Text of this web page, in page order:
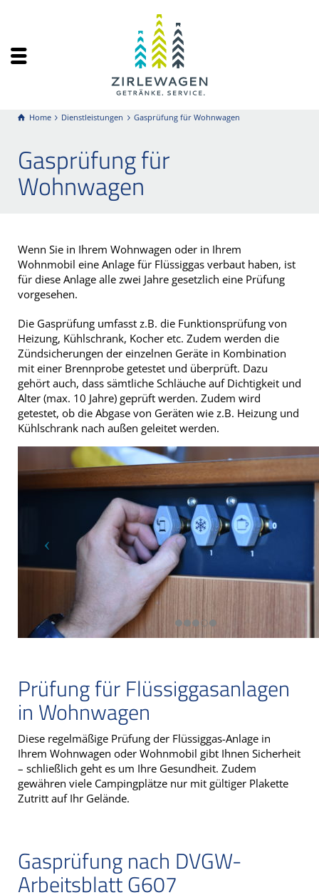
Home Dienstleistungen Gasprüfung für Wohnwagen
Gasprüfung für
Wohnwagen
Wenn Sie in Ihrem Wohnwagen oder in Ihrem
Wohnmobil eine Anlage für Flüssiggas verbaut haben, ist
für diese Anlage alle zwei Jahre gesetzlich eine Prüfung
vorgesehen.
Die Gasprüfung umfasst z.B. die Funktionsprüfung von
Heizung, Kühlschrank, Kocher etc. Zudem werden die
Zündsicherungen der einzelnen Geräte in Kombination
mit einer Brennprobe getestet und überprüft. Dazu
gehört auch, dass sämtliche Schläuche auf Dichtigkeit und
Alter (max. 10 Jahre) geprüft werden. Zudem wird
getestet, ob die Abgase von Geräten wie z.B. Heizung und
Kühlschrank nach außen geleitet werden.
Prüfung für Flüssiggasanlagen
in Wohnwagen
Diese regelmäßige Prüfung der Flüssiggas-Anlage in
Ihrem Wohnwagen oder Wohnmobil gibt Ihnen Sicherheit
– schließlich geht es um Ihre Gesundheit. Zudem
gewähren viele Campingplätze nur mit gültiger Plakette
Zutritt auf Ihr Gelände.
Gasprüfung nach DVGW-
Arbeitsblatt G607